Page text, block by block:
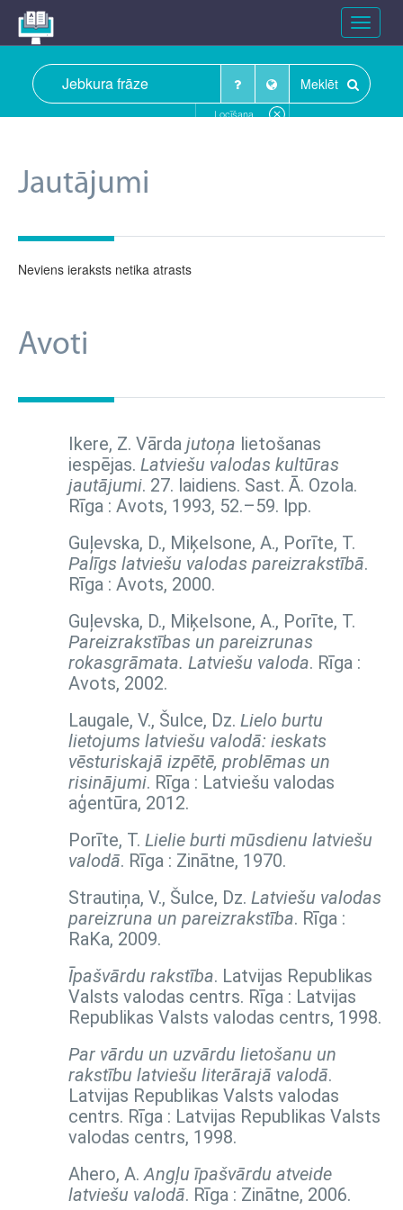
Toggle
Meklēt
Locīšana
Jautājumi
Neviens ieraksts netika atrasts
Avoti
Ikere, Z. Vārda jutoņa lietošanas
iespējas. Latviešu valodas kultūras
jautājumi. 27. laidiens. Sast. Ā. Ozola.
Rīga : Avots, 1993, 52.–59. lpp.
Guļevska, D., Miķelsone, A., Porīte, T.
Palīgs latviešu valodas pareizrakstībā.
Rīga : Avots, 2000.
Guļevska, D., Miķelsone, A., Porīte, T.
Pareizrakstības un pareizrunas
rokasgrāmata. Latviešu valoda. Rīga :
Avots, 2002.
Laugale, V., Šulce, Dz. Lielo burtu
lietojums latviešu valodā: ieskats
vēsturiskajā izpētē, problēmas un
risinājumi. Rīga : Latviešu valodas
aģentūra, 2012.
Porīte, T. Lielie burti mūsdienu latviešu
valodā. Rīga : Zinātne, 1970.
Strautiņa, V., Šulce, Dz. Latviešu valodas
pareizruna un pareizrakstība. Rīga :
RaKa, 2009.
Īpašvārdu rakstība. Latvijas Republikas
Valsts valodas centrs. Rīga : Latvijas
Republikas Valsts valodas centrs, 1998.
Par vārdu un uzvārdu lietošanu un
rakstību latviešu literārajā valodā.
Latvijas Republikas Valsts valodas
centrs. Rīga : Latvijas Republikas Valsts
valodas centrs, 1998.
Ahero, A.Angļu īpašvārdu atveide
latviešu valodā. Rīga : Zinātne, 2006.